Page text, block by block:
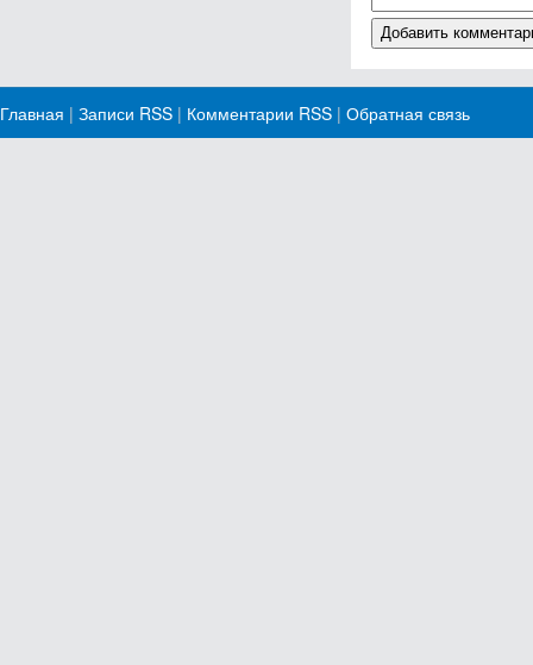
Главная | Записи RSS | Комментарии RSS | Обратная связь